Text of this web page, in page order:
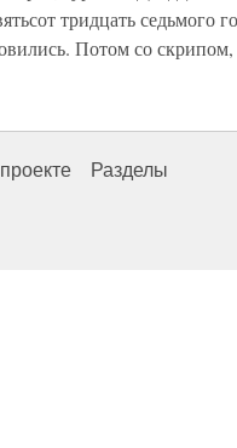
тридцать седьмого
Потом со скрипом,
Разделы